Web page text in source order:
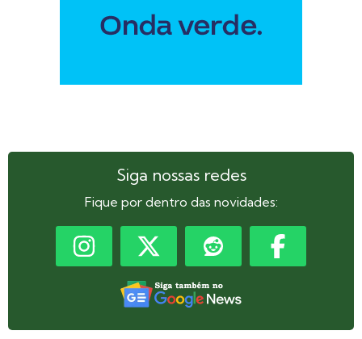
Siga nossas redes
Fique por dentro das novidades: